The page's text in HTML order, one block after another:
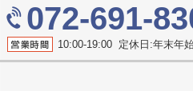
072-691-
10:00-19:00 定休日:年末年